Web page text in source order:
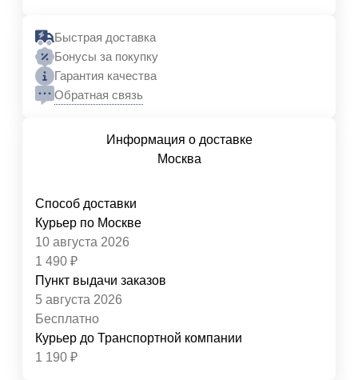
Быстрая доставка
Бонусы за покупку
Гарантия качества
Обратная связь
Информация о доставке
Москва
Способ доставки
Курьер по Москве
10 августа 2026
1 490 ₽
Пункт выдачи заказов
5 августа 2026
Бесплатно
Курьер до Транспортной компании
1 190 ₽